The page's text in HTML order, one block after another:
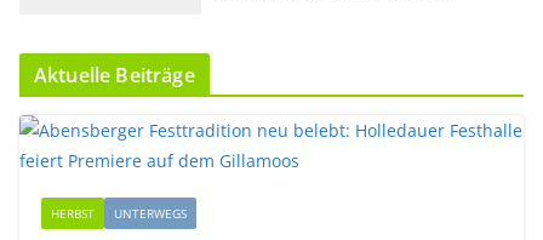
Aktuelle Beiträge
HERBST UNTERWEGS